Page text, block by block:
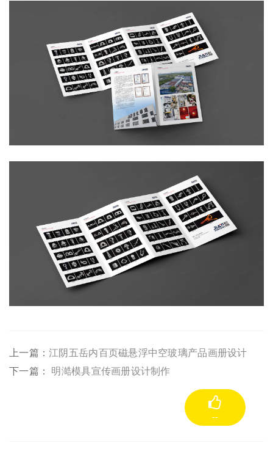
上一篇：江阴五岳内百页磁悬浮中空玻璃产品画册设计
下一篇： 明澔模具宣传画册设计制作
--